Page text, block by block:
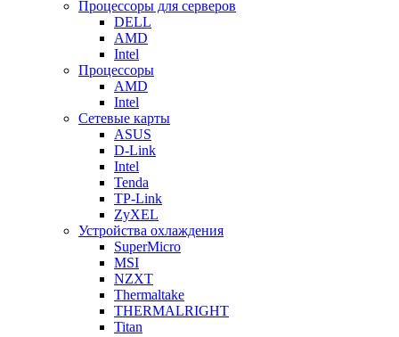
Процессоры для серверов
DELL
AMD
Intel
Процессоры
AMD
Intel
Сетевые карты
ASUS
D-Link
Intel
Tenda
TP-Link
ZyXEL
Устройства охлаждения
SuperMicro
MSI
NZXT
Thermaltake
THERMALRIGHT
Titan